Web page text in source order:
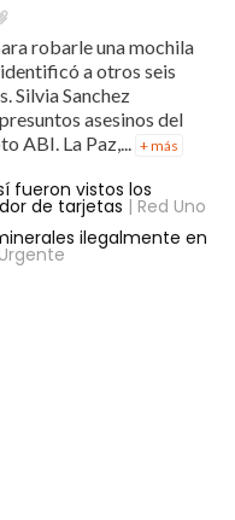
robarle una mochila
a otros seis
Silvia Sanchez
asesinos del
ABI. La Paz,... + más
fueron vistos los
de tarjetas | Red Uno
ilegalmente en